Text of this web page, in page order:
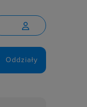

Oddziały